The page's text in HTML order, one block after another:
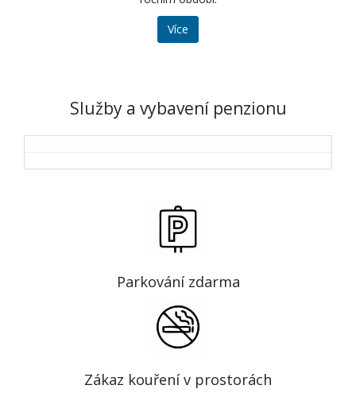
Více
Služby a vybavení penzionu
Parkování zdarma
Zákaz kouření v prostorách